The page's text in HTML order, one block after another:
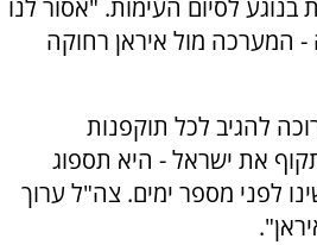
לסיום העימות. "אסור לנו
מול איראן רחוקה
להגיב לכל תוקפנות
את ישראל - היא תספוג
לפני מספר ימים. צה"ל ערוך